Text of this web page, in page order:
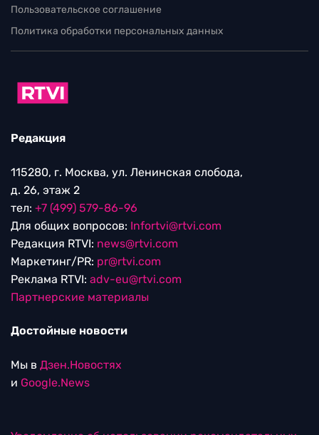
Пользовательское соглашение
Политика обработки персональных данных
Редакция
115280, г. Москва, ул. Ленинская слобода,
д. 26, этаж 2
тел: +7 (499) 579-86-96
Для общих вопросов: Infortvi@rtvi.com
Редакция RTVI: news@rtvi.com
Маркетинг/PR: pr@rtvi.com
Реклама RTVI: adv-eu@rtvi.com
Партнерские материалы
Достойные новости
Мы в Дзен.Новостях
и Google.News